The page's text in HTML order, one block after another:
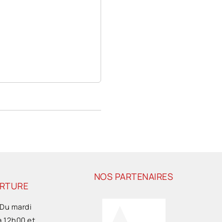
mardi
NOS PARTENAIRES